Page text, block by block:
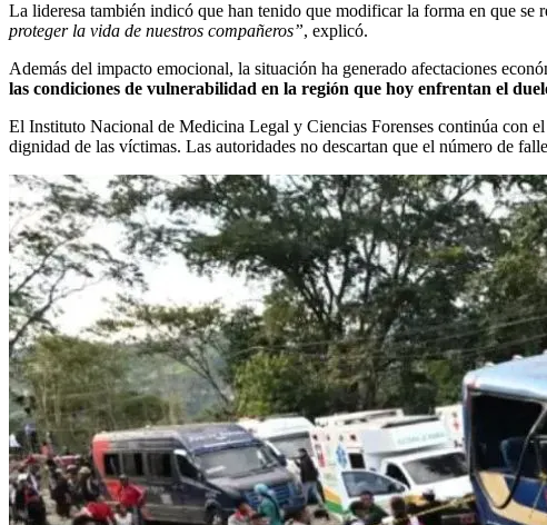
La lideresa también indicó que han tenido que modificar la forma en que se
proteger la vida de nuestros compañeros”, explicó.
Además del impacto emocional, la situación ha generado afectaciones
las condiciones de vulnerabilidad en la región que hoy enfrentan el
El Instituto Nacional de Medicina Legal y Ciencias Forenses continúa con
dignidad de las víctimas. Las autoridades no descartan que el número de